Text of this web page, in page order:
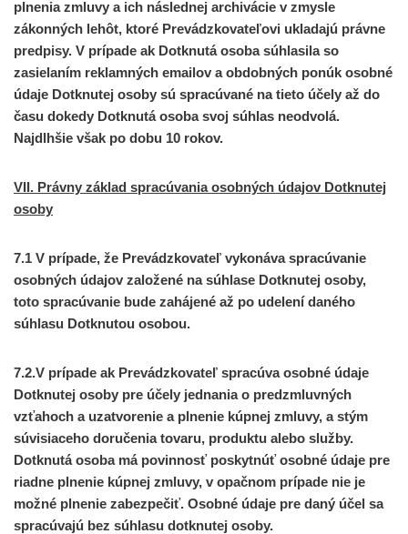
plnenia zmluvy a ich následnej archivácie v zmysle
zákonných lehôt, ktoré Prevádzkovateľovi ukladajú právne
predpisy. V prípade ak Dotknutá osoba súhlasila so
zasielaním reklamných emailov a obdobných ponúk osobné
údaje Dotknutej osoby sú spracúvané na tieto účely až do
času dokedy Dotknutá osoba svoj súhlas neodvolá.
Najdlhšie však po dobu 10 rokov.
VII. Právny základ spracúvania osobných údajov Dotknutej
osoby
7.1 V prípade, že Prevádzkovateľ vykonáva spracúvanie
osobných údajov založené na súhlase Dotknutej osoby,
toto spracúvanie bude zahájené až po udelení daného
súhlasu Dotknutou osobou.
7.2.V prípade ak Prevádzkovateľ spracúva osobné údaje
Dotknutej osoby pre účely jednania o predzmluvných
vzťahoch a uzatvorenie a plnenie kúpnej zmluvy, a stým
súvisiaceho doručenia tovaru, produktu alebo služby.
Dotknutá osoba má povinnosť poskytnúť osobné údaje pre
riadne plnenie kúpnej zmluvy, v opačnom prípade nie je
možné plnenie zabezpečiť. Osobné údaje pre daný účel sa
spracúvajú bez súhlasu dotknutej osoby.